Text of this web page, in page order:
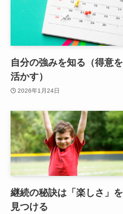
自分の強みを知る（得意を
活かす）
2026年1月24日
継続の秘訣は「楽しさ」を
見つける